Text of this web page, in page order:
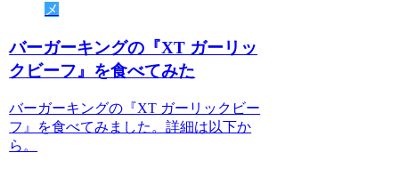
メ
バーガーキングの『XT ガーリッ
クビーフ』を食べてみた
バーガーキングの『XT ガーリックビー
フ』を食べてみました。詳細は以下か
ら。